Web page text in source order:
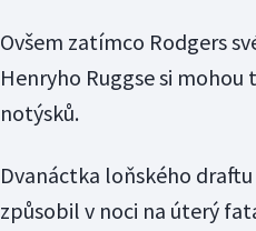
Ovšem zatímco Rodgers
Henryho Ruggse si
notýsků.
Dvanáctka loňského
způsobil v noci na úterý